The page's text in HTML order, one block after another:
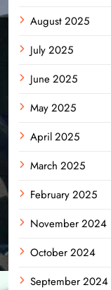
August 2025
July 2025
June 2025
May 2025
April 2025
March 2025
February 2025
November 2024
October 2024
September 2024